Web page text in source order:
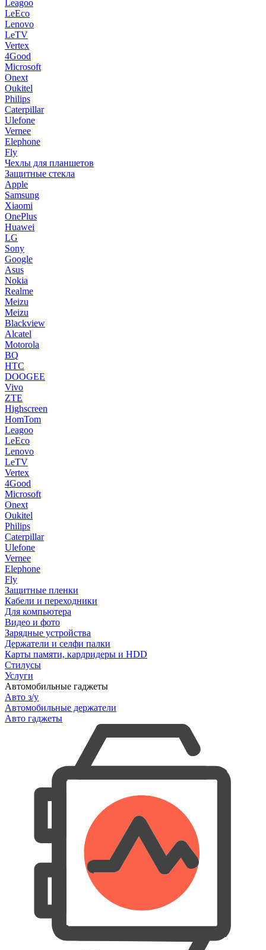
Leagoo
LeEco
Lenovo
LeTV
Vertex
4Good
Microsoft
Onext
Oukitel
Philips
Caterpillar
Ulefone
Vernee
Elephone
Fly
Чехлы для планшетов
Защитные стекла
Apple
Samsung
Xiaomi
OnePlus
Huawei
LG
Sony
Google
Asus
Nokia
Realme
Meizu
Meizu
Blackview
Alcatel
Motorola
BQ
HTC
DOOGEE
Vivo
ZTE
Highscreen
HomTom
Leagoo
LeEco
Lenovo
LeTV
Vertex
4Good
Microsoft
Onext
Oukitel
Philips
Caterpillar
Ulefone
Vernee
Elephone
Fly
Защитные пленки
Кабели и переходники
Для компьютера
Видео и фото
Зарядные устройства
Держатели и селфи палки
Карты памяти, кардридеры и HDD
Стилусы
Услуги
Автомобильные гаджеты
Авто з/у
Автомобильные держатели
Авто гаджеты